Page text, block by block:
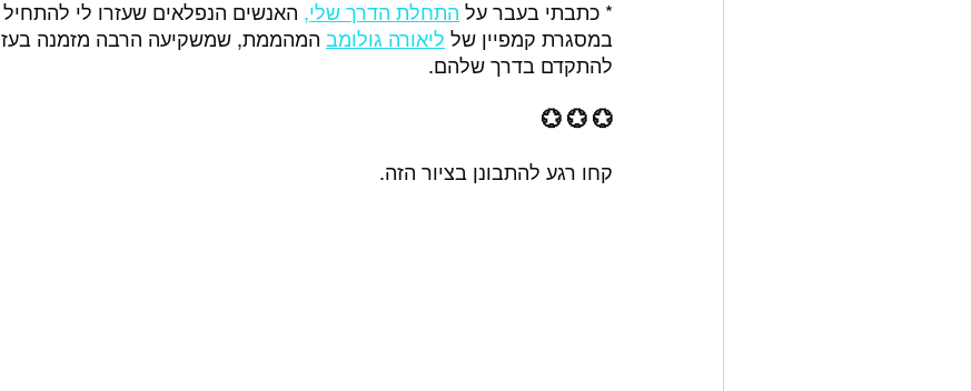
* כתבתי בעבר על התחלת הדרך שלי, האנשים הנפלאים שעזרו לי
במסגרת קמפיין של ליאורה גולומב המהממת, שמשקיעה הרבה מזמנה
להתקדם בדרך שלהם.
💮 💮 💮
קחו רגע להתבונן בציור הזה.